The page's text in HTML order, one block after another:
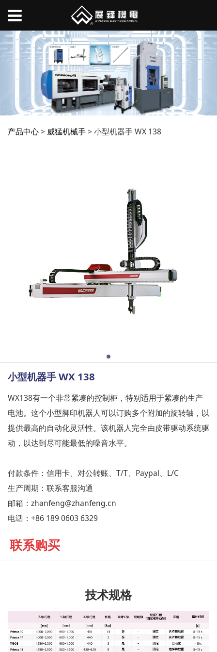
小型机器手 WX 138
产品中心> 威猛机械手>小型机器手 WX 138
小型机器手 WX 138
WX138有一个非常紧凑的控制柜，特别适用于紧凑的生产
电池。这个小型脚印机器人可以订购多个附加的旋转轴，以
提供最高的自动化灵活性。该机器人完全由皮带驱动系统驱
动，以达到尽可能最低的噪音水平。
付款条件：信用卡、对公转账、T/T、Paypal、L/C
生产周期：联系客服沟通
邮箱：zhanfeng@zhanfeng.cn
电话：+86 189 0603 6329
联系购买
技术规格